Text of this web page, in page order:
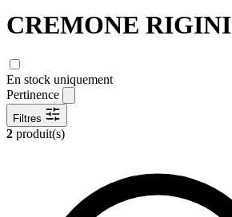
CREMONE RIGINI
En stock uniquement
Pertinence
Filtres
2 produit(s)